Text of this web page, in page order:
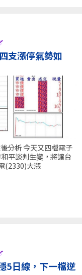
支漲停氣勢如
分析 今天又四檔電子
平談判生變，將讓台
(2330)大漲
5日線，下一檔逆